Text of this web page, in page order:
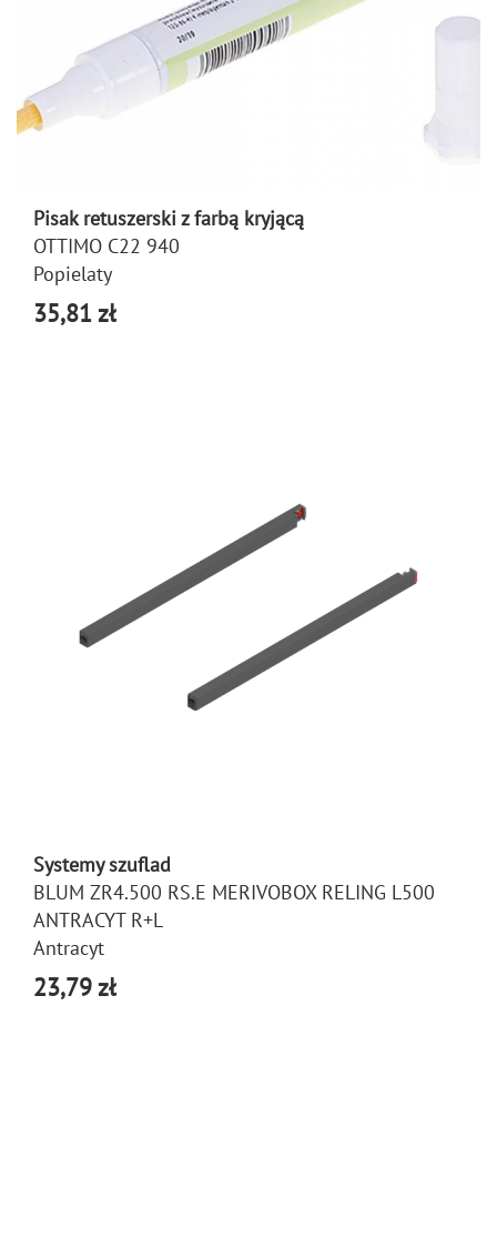
Pisak retuszerski z farbą kryjącą
OTTIMO C22 940
Popielaty
35,81 zł
Systemy szuflad
BLUM ZR4.500 RS.E MERIVOBOX RELING L500
ANTRACYT R+L
Antracyt
23,79 zł